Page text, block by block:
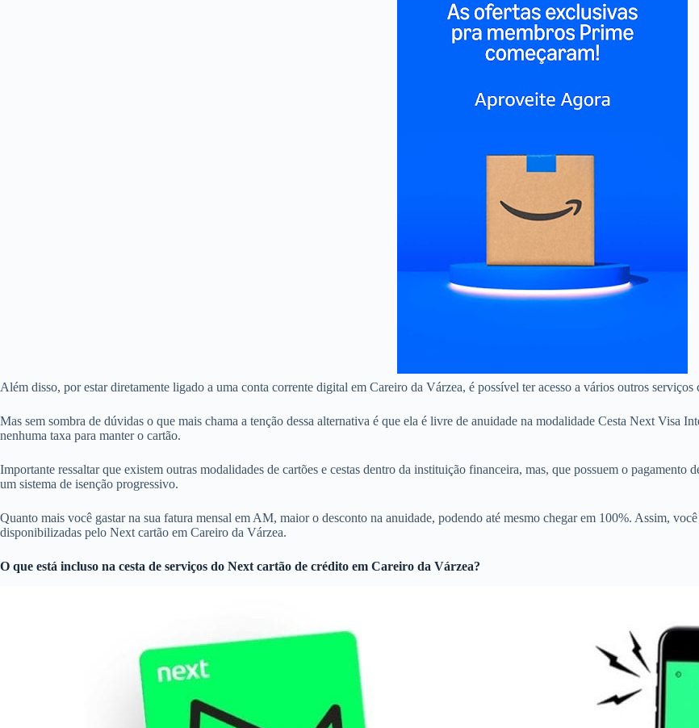
Além disso, por estar diretamente ligado a uma conta corrente digital em Careiro da Várzea, é possível ter acesso a vários outros serviços
Mas sem sombra de dúvidas o que mais chama a tenção dessa alternativa é que ela é livre de anuidade na modalidade Cesta Next Visa
nenhuma taxa para manter o cartão.
Importante ressaltar que existem outras modalidades de cartões e cestas dentro da instituição financeira, mas, que possuem o
um sistema de isenção progressivo.
Quanto mais você gastar na sua fatura mensal em AM, maior o desconto na anuidade, podendo até mesmo chegar em 100%. Assim,
disponibilizadas pelo Next cartão em Careiro da Várzea.
O que está incluso na cesta de serviços do Next cartão de crédito em Careiro da Várzea?